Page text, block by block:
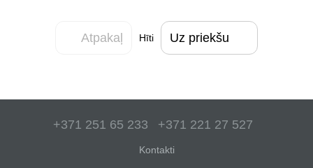
Atpakaļ Hīti Uz priekšu
+371 251 65 233 +371 221 27 527
Kontakti